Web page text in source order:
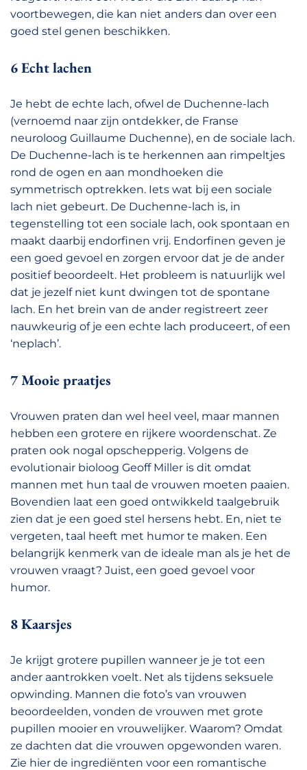
voortbewegen, die kan niet anders dan over een
goed stel genen beschikken.
6 Echt lachen
Je hebt de echte lach, ofwel de Duchenne-lach
(vernoemd naar zijn ontdekker, de Franse
neuroloog Guillaume Duchenne), en de sociale lach.
De Duchenne-lach is te herkennen aan rimpeltjes
rond de ogen en aan mondhoeken die
symmetrisch optrekken. Iets wat bij een sociale
lach niet gebeurt. De Duchenne-lach is, in
tegenstelling tot een sociale lach, ook spontaan en
maakt daarbij endorfinen vrij. Endorfinen geven je
een goed gevoel en zorgen ervoor dat je de ander
positief beoordeelt. Het probleem is natuurlijk wel
dat je jezelf niet kunt dwingen tot de spontane
lach. En het brein van de ander registreert zeer
nauwkeurig of je een echte lach produceert, of een
‘neplach’.
7 Mooie praatjes
Vrouwen praten dan wel heel veel, maar mannen
hebben een grotere en rijkere woordenschat. Ze
praten ook nogal opschepperig. Volgens de
evolutionair bioloog Geoff Miller is dit omdat
mannen met hun taal de vrouwen moeten paaien.
Bovendien laat een goed ontwikkeld taalgebruik
zien dat je een goed stel hersens hebt. En, niet te
vergeten, taal heeft met humor te maken. Een
belangrijk kenmerk van de ideale man als je het de
vrouwen vraagt? Juist, een goed gevoel voor
humor.
8 Kaarsjes
Je krijgt grotere pupillen wanneer je je tot een
ander aantrokken voelt. Net als tijdens seksuele
opwinding. Mannen die foto’s van vrouwen
beoordeelden, vonden de vrouwen met grote
pupillen mooier en vrouwelijker. Waarom? Omdat
ze dachten dat die vrouwen opgewonden waren.
Zie hier de ingrediënten voor een romantische